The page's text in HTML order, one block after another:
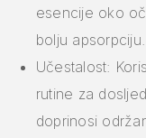
esencije oko
bolju apsorpciju.
Učestalost:
rutine za
doprinosi